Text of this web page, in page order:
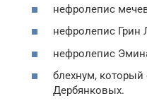
нефролепис
нефролепис Грин
нефролепис
блехнум, который
Дербянковых.